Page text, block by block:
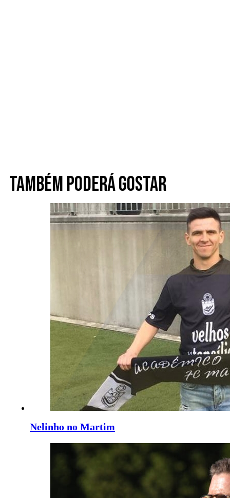
Também poderá gostar
Nelinho no Martim